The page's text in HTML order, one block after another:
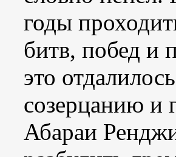
годы
битв, побед и
это
созерцанию и
Абараи